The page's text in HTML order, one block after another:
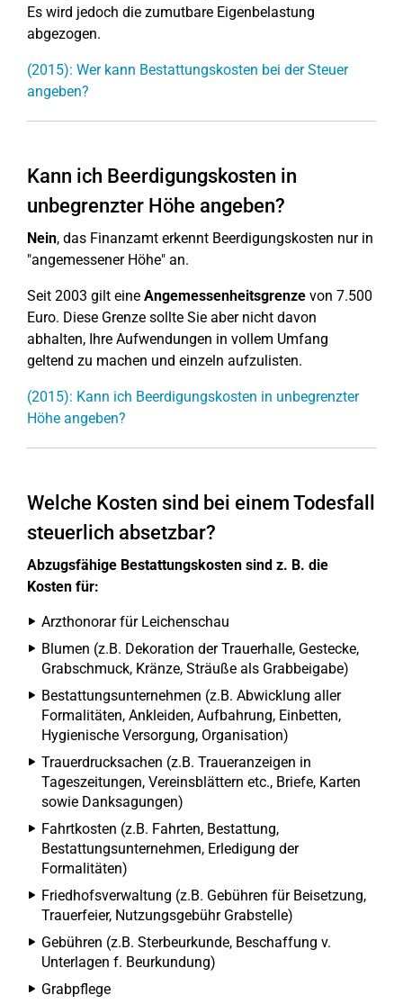
Es wird jedoch die zumutbare Eigenbelastung
abgezogen.
(2015): Wer kann Bestattungskosten bei der Steuer
angeben?
Kann ich Beerdigungskosten in
unbegrenzter Höhe angeben?
Nein, das Finanzamt erkennt Beerdigungskosten nur in
"angemessener Höhe" an.
Seit 2003 gilt eine Angemessenheitsgrenze von 7.500
Euro. Diese Grenze sollte Sie aber nicht davon
abhalten, Ihre Aufwendungen in vollem Umfang
geltend zu machen und einzeln aufzulisten.
(2015): Kann ich Beerdigungskosten in unbegrenzter
Höhe angeben?
Welche Kosten sind bei einem Todesfall
steuerlich absetzbar?
Abzugsfähige Bestattungskosten sind z. B. die
Kosten für:
Arzthonorar für Leichenschau
Blumen (z.B. Dekoration der Trauerhalle, Gestecke,
Grabschmuck, Kränze, Sträuße als Grabbeigabe)
Bestattungsunternehmen (z.B. Abwicklung aller
Formalitäten, Ankleiden, Aufbahrung, Einbetten,
Hygienische Versorgung, Organisation)
Trauerdrucksachen (z.B. Traueranzeigen in
Tageszeitungen, Vereinsblättern etc., Briefe, Karten
sowie Danksagungen)
Fahrtkosten (z.B. Fahrten, Bestattung,
Bestattungsunternehmen, Erledigung der
Formalitäten)
Friedhofsverwaltung (z.B. Gebühren für Beisetzung,
Trauerfeier, Nutzungsgebühr Grabstelle)
Gebühren (z.B. Sterbeurkunde, Beschaffung v.
Unterlagen f. Beurkundung)
Grabpflege